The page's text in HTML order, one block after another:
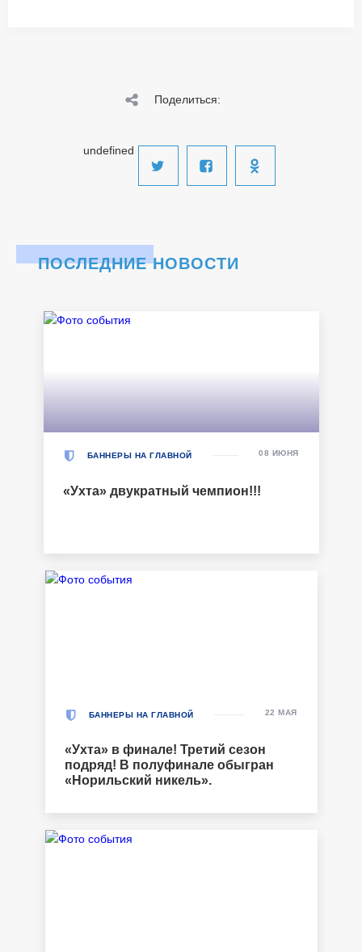
Поделиться:
undefined
ПОСЛЕДНИЕ НОВОСТИ
БАННЕРЫ НА ГЛАВНОЙ
«Ухта» двукратный чемпион!!!
08 ИЮНЯ
БАННЕРЫ НА ГЛАВНОЙ
«Ухта» в финале! Третий сезон
подряд! В полуфинале обыгран
«Норильский никель».
22 МАЯ